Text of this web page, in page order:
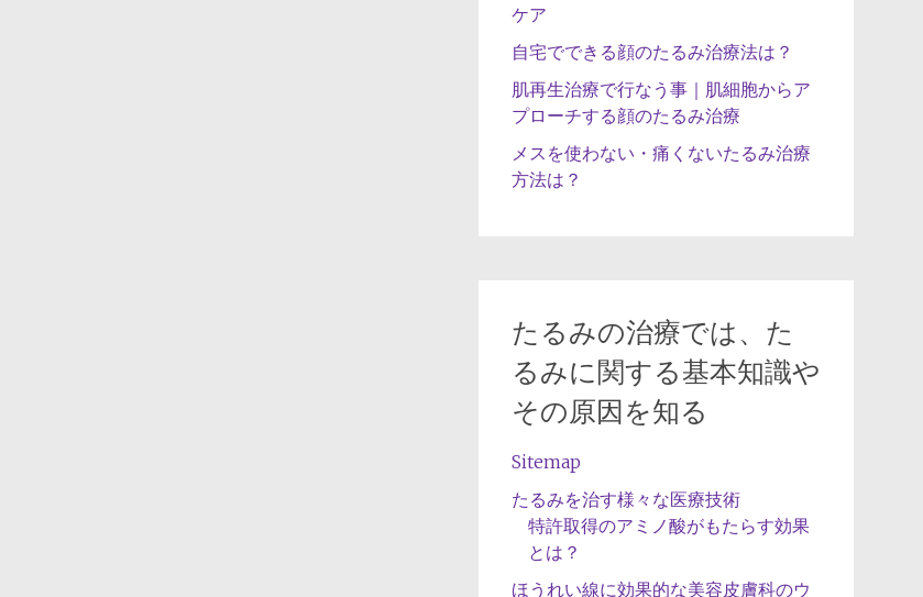
ケア
自宅でできる顔のたるみ治療法は？
肌再生治療で行なう事｜肌細胞からア
プローチする顔のたるみ治療
メスを使わない・痛くないたるみ治療
方法は？
たるみの治療では、た
るみに関する基本知識や
その原因を知る
Sitemap
たるみを治す様々な医療技術
特許取得のアミノ酸がもたらす効果
とは？
ほうれい線に効果的な美容皮膚科のウ